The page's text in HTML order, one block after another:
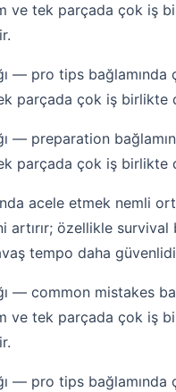
ve tek parçada çok iş
— pro tips bağlamında
parçada çok iş birlikte
— preparation
parçada çok iş birlikte
acele etmek nemli
artırır; özellikle survival
tempo daha
— common mistakes
ve tek parçada çok iş
— pro tips bağlamında